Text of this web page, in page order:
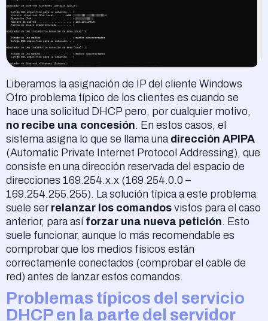
Liberamos la asignación de IP del cliente Windows
Otro problema típico de los clientes es cuando se
hace una solicitud DHCP pero, por cualquier motivo,
no recibe una concesión. En estos casos, el
sistema asigna lo que se llama una dirección APIPA
(Automatic Private Internet Protocol Addressing), que
consiste en una dirección reservada del espacio de
direcciones 169.254.x.x (169.254.0.0 –
169.254.255.255). La solución típica a este problema
suele ser relanzar los comandos vistos para el caso
anterior, para así forzar una nueva petición. Esto
suele funcionar, aunque lo más recomendable es
comprobar que los medios físicos están
correctamente conectados (comprobar el cable de
red) antes de lanzar estos comandos.
Problemas típicos del servicio
DHCP en la parte del servidor